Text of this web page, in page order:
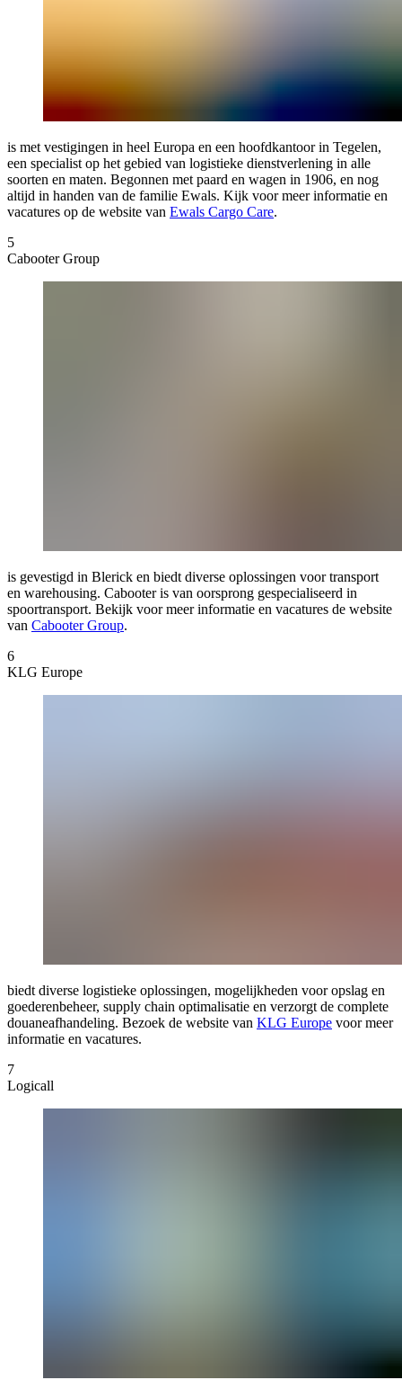
is met vestigingen in heel Europa en een hoofdkantoor in Tegelen,
een specialist op het gebied van logistieke dienstverlening in alle
soorten en maten. Begonnen met paard en wagen in 1906, en nog
altijd in handen van de familie Ewals. Kijk voor meer informatie en
vacatures op de website van Ewals Cargo Care.
5
Cabooter Group
is gevestigd in Blerick en biedt diverse oplossingen voor transport
en warehousing. Cabooter is van oorsprong gespecialiseerd in
spoortransport. Bekijk voor meer informatie en vacatures de website
van Cabooter Group.
6
KLG Europe
biedt diverse logistieke oplossingen, mogelijkheden voor opslag en
goederenbeheer, supply chain optimalisatie en verzorgt de complete
douaneafhandeling. Bezoek de website van KLG Europe voor meer
informatie en vacatures.
7
Logicall